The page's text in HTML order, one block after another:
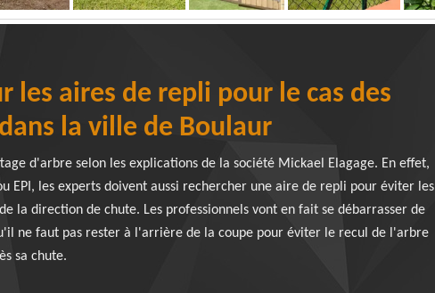
les aires de repli pour le cas des
la ville de Boulaur
d'arbre selon les explications de la société Mickael Elagage. En effet,
les experts doivent aussi rechercher une aire de repli pour éviter les
la direction de chute. Les professionnels vont en fait se débarrasser de
ne faut pas rester à l'arrière de la coupe pour éviter le recul de l'arbre
sa chute.